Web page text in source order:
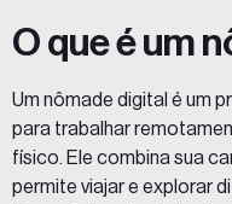
O que é um
Um nômade digital é um
para trabalhar
físico. Ele combina sua
permite viajar e explorar